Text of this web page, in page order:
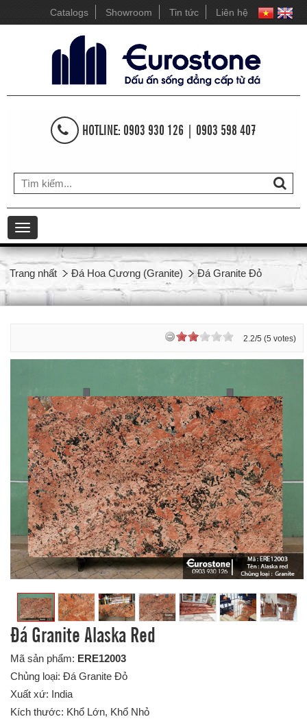
Catalogs Showroom Tin tức Liên hệ
HOTLINE: 0903 930 126 | 0903 598 407
Toggle
navigation
Trang nhất Đá Hoa Cương (Granite) Đá Granite Đỏ
2.2/5 (5 votes)
Đá Granite Alaska Red
Mã sản phẩm: ERE12003
Chủng loại: Đá Granite Đỏ
Xuất xứ: India
Kích thước: Khổ Lớn, Khổ Nhỏ